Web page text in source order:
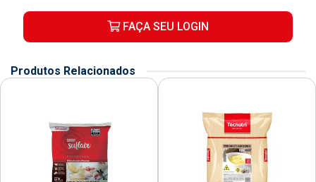
FAÇA SEU LOGIN
Produtos Relacionados